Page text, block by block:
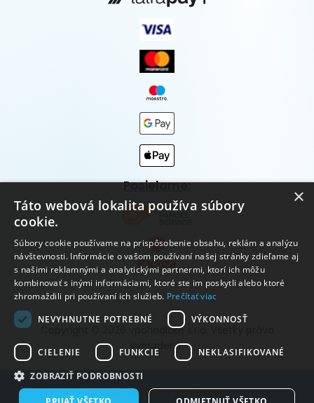
Posielame:
Copyright © 2026 vpohodičke s.r.o. Všetky práva
vyhradené.
Vytvorené systémom ClickEshop.sk
×
Táto webová lokalita používa súbory
cookie.
Súbory cookie používame na prispôsobenie obsahu, reklám a analýzu
návštevnosti. Informácie o vašom používaní našej stránky zdieľame aj
s našimi reklamnými a analytickými partnermi, ktorí ich môžu
kombinovať s inými informáciami, ktoré ste im poskytli alebo ktoré
zhromaždili pri používaní ich služieb. Prečítať viac
NEVYHNUTNE POTREBNÉ
VÝKONNOSŤ
CIELENIE FUNKCIE NEKLASIFIKOVANÉ
ZOBRAZIŤ PODROBNOSTI